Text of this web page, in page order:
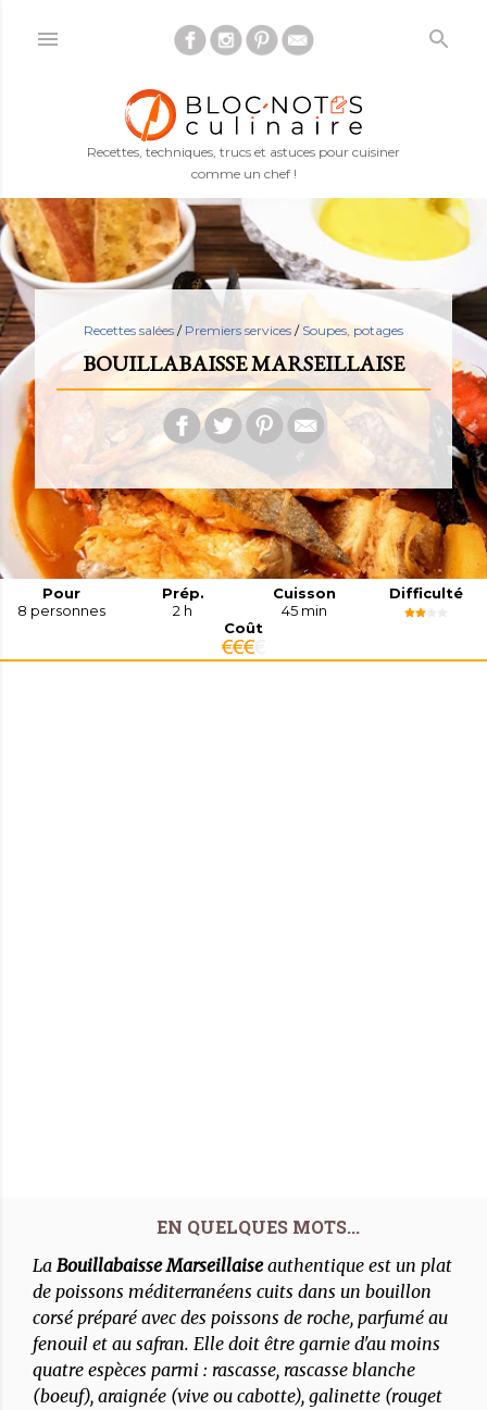
Accéder au contenu principal
Recettes, techniques, trucs et astuces pour cuisiner
comme un chef !
Recettes salées / Premiers services / Soupes, potages
BOUILLABAISSE MARSEILLAISE
Pour
8 personnes
Prép.
2 h
Cuisson
45 min
Difficulté
Coût
La Bouillabaisse Marseillaiseauthentique est un plat
de poissons méditerranéens cuits dans un bouillon
corsé préparé avec des poissons de roche, parfumé au
fenouil et au safran. Elle doit être garnie d'au moins
quatre espèces parmi : rascasse, rascasse blanche
(boeuf), araignée (vive ou cabotte), galinette (rouget